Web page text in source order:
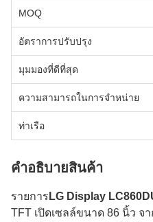
MOQ
อัตราการปรับปรุง
มุมมองที่ดีที่สุด
ความสามารถในการจําหน่าย
ท่าเรือ
คําอธิบายสินค้า
รายการ LG Display
TFT เปิดเซลล์ขนาด 86 นิ้ว จา